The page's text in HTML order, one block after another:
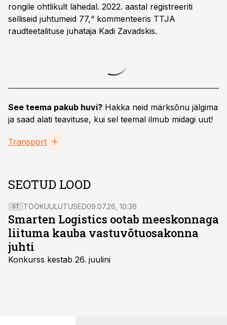
rongile ohtlikult lähedal. 2022. aastal registreeriti
selliseid juhtumeid 77,“ kommenteeris TTJA
raudteetalituse juhataja Kadi Zavadskis.
See teema pakub huvi? Hakka neid märksõnu jälgima
ja saad alati teavituse, kui sel teemal ilmub midagi uut!
Transport
SEOTUD LOOD
ST TÖÖKUULUTUSED09.07.26, 10:36
Smarten Logistics ootab meeskonnaga
liituma kauba vastuvõtuosakonna
juhti
Konkurss kestab 26. juulini